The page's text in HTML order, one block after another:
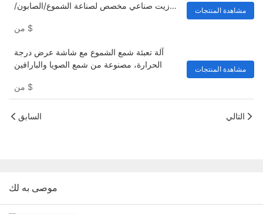
زيت صناعي مخصص لصناعة الشموع/الصابون/
$
مشاهدة المنتجات
آلة تعبئة شمع الشموع مع شاشة عرض درجة
الحرارة، مصنوعة من شمع الصويا والبارافين
$
مشاهدة المنتجات
السابق التالي
موصى به لك